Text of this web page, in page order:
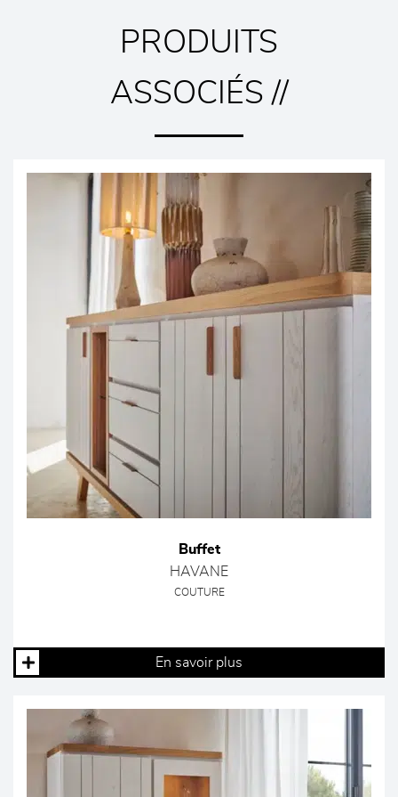
PRODUITS
ASSOCIÉS //
Buffet
HAVANE
COUTURE
En savoir plus